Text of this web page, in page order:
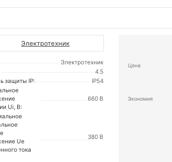
Электротехник
4.5
защиты IP:
IP54
Ui, В:
660 В
Ue
тока
380 В
Цена
Экономия